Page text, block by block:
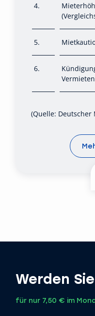
4.
5.
6.
(Quelle:
Werden
für nur 7,50 € im